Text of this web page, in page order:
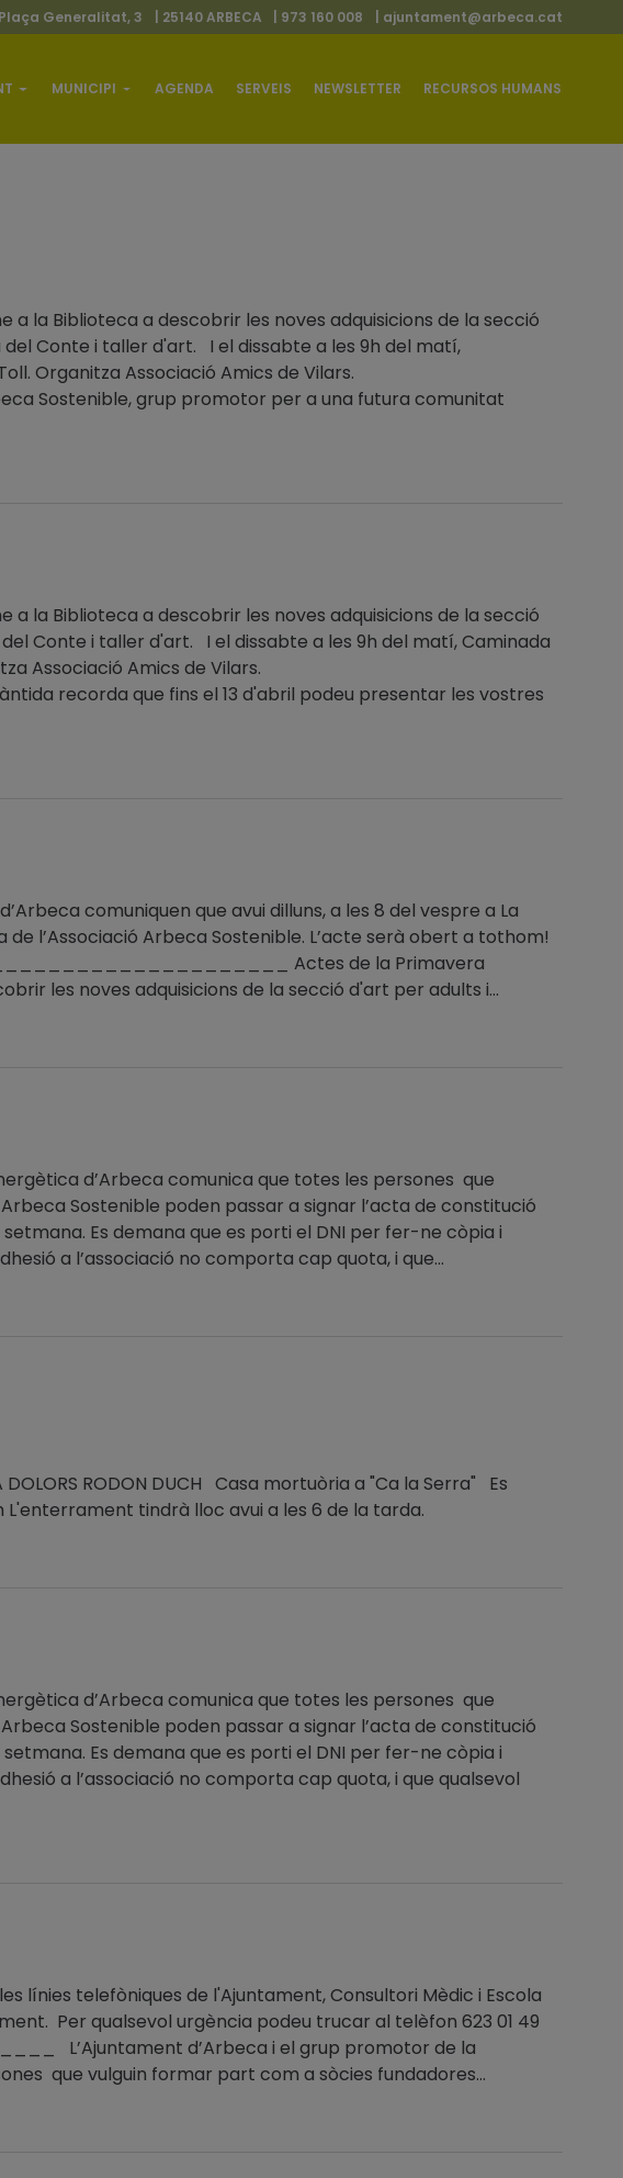
| Plaça Generalitat, 3 | 25140 ARBECA | 973 160 008 ajuntament@arbeca.cat
MUNICIPI AGENDA SERVEIS NEWSLETTER RECURSOS HUMANS
la Biblioteca a descobrir les noves adquisicions de la secció
Conte i taller d'art. I el dissabte a les 9h del matí,
Organitza Associació Amics de Vilars.
grup promotor per a una futura comunitat
la Biblioteca a descobrir les noves adquisicions de la secció
Conte i taller d'art. I el dissabte a les 9h del matí, Caminada
Associació Amics de Vilars.
que fins el 13 d'abril podeu presentar les vostres
comuniquen que avui dilluns, a les 8 del vespre a La
l’Associació Arbeca Sostenible. L’acte serà obert a tothom!
Actes de la Primavera
les noves adquisicions de la secció d'art per adults i...
d’Arbeca comunica que totes les persones que
Sostenible poden passar a signar l’acta de constitució
Es demana que es porti el DNI per fer-ne còpia i
a l’associació no comporta cap quota, i que...
RODON DUCH Casa mortuòria a "Ca la Serra" Es
L'enterrament tindrà lloc avui a les 6 de la tarda.
d’Arbeca comunica que totes les persones que
Sostenible poden passar a signar l’acta de constitució
Es demana que es porti el DNI per fer-ne còpia i
a l’associació no comporta cap quota, i que qualsevol
línies telefòniques de l'Ajuntament, Consultori Mèdic i Escola
Per qualsevol urgència podeu trucar al telèfon 623 01 49
L’Ajuntament d’Arbeca i el grup promotor de la
que vulguin formar part com a sòcies fundadores...